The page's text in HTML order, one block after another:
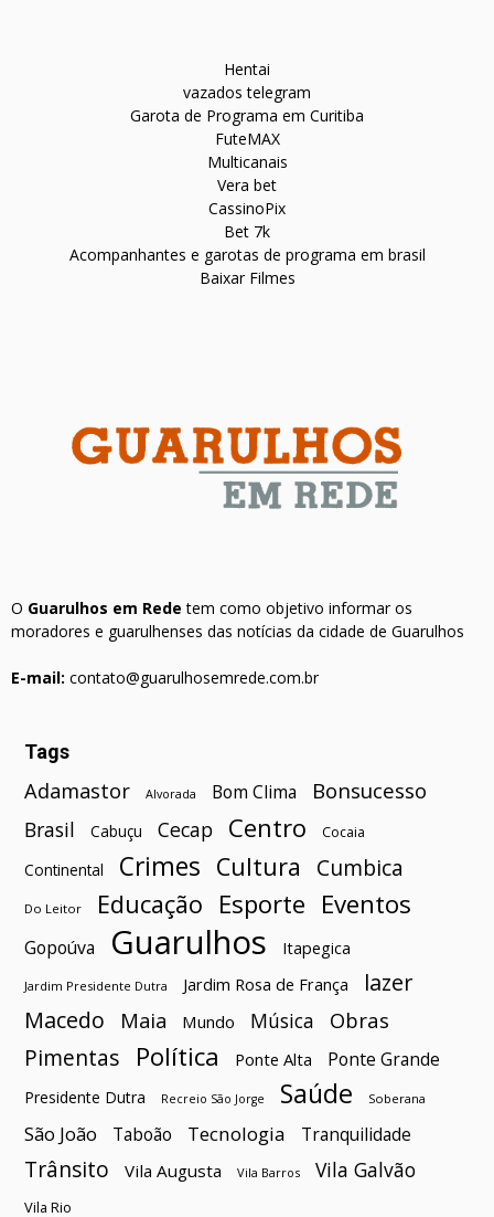
Hentai
vazados telegram
Garota de Programa em Curitiba
FuteMAX
Multicanais
Vera bet
CassinoPix
Bet 7k
Acompanhantes e garotas de programa em brasil
Baixar Filmes
O Guarulhos em Rede tem como objetivo informar os
moradores e guarulhenses das notícias da cidade de Guarulhos
E-mail: contato@guarulhosemrede.com.br
Tags
Adamastor Alvorada Bom Clima Bonsucesso
Brasil Cabuçu Cecap Centro Cocaia
Continental Crimes Cultura Cumbica
Do Leitor Educação Esporte Eventos
Gopoúva Guarulhos Itapegica
Jardim Presidente Dutra Jardim Rosa de França
lazer
Macedo
Maia Mundo Música Obras
Pimentas Política Ponte Alta Ponte Grande
Presidente Dutra Recreio São Jorge Saúde Soberana
São João Taboão Tecnologia Tranquilidade
Trânsito Vila Augusta Vila Barros Vila Galvão
Vila Rio